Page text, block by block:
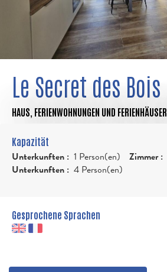
Le Secret des Bois
HAUS, FERIENWOHNUNGEN UND FERIENHÄUSER
Kapazität
Unterkunften : 1 Person(en) Zimmer :
Unterkunften : 4 Person(en)
Gesprochene Sprachen